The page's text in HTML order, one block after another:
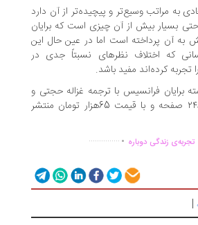
وسیع‌تر و پیچیده‌تر از آن دارد
بیش از آن چیزی است که برایان
است اما در عین حال این
اختلاف نظرهای نسبتاً جدی در
مفید باشد.
فرانسیس با ترجمه غزاله حجتی و
توسط نشر کرگدن در ۲۴۸ صفحه و با قیمت 65هزار تومان منتشر
............... .دوباره